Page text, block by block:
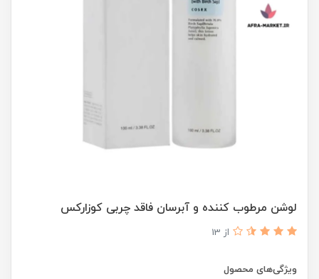
لوشن مرطوب کننده و آبرسان فاقد چربی کوزارکس
از 13
ویژگی‌های محصول